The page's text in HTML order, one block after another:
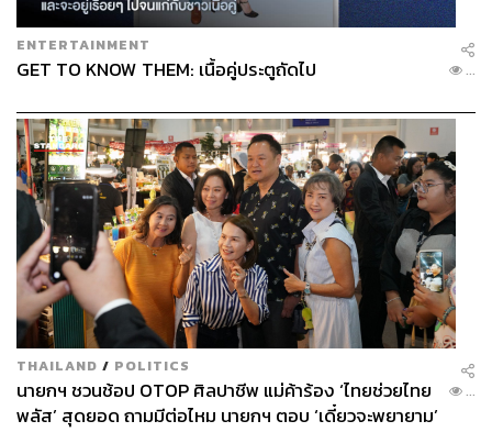
ENTERTAINMENT
GET TO KNOW THEM: เนื้อคู่ประตูถัดไป ...
THAILAND / POLITICS
นายกฯ ชวนช้อป OTOP ศิลปาชีพ แม่ค้าร้อง ‘ไทยช่วยไทย
พลัส’ สุดยอด ถามมีต่อไหม นายกฯ ตอบ ‘เดี๋ยวจะพยายาม’
...